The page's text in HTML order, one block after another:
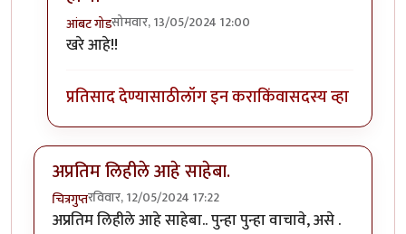
आंबट गोडसोमवार, 13/05/2024 12:00
In reply to
खरे आहे!!
प्रतिसाद देण्यासाठीलॉग इन कराकिंवासदस्य व्हा
अप्रतिम लिहीले आहे साहेबा.
चित्रगुप्तरविवार, 12/05/2024 17:22
अप्रतिम लिहीले आहे साहेबा.. पुन्हा पुन्हा वाचावे, असे .